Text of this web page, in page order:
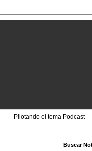
Pilotando el tema Podcast
Buscar